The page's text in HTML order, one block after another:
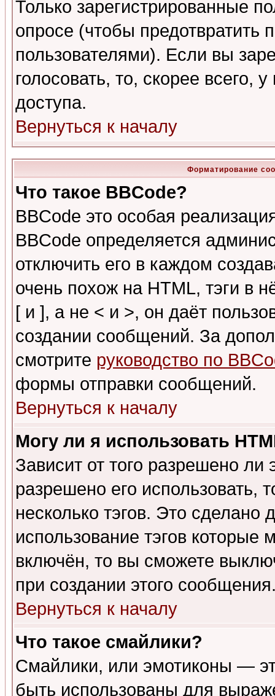
Только зарегистрированные
опросе (чтобы предотвратить
пользователями). Если вы
голосовать, то, скорее всего,
доступа.
Вернуться к началу
Форматирование
Что такое BBCode?
BBCode это особая
BBCode определяется
отключить его в каждом
очень похож на HTML, тэги в
[ и ], а не < и >, он даёт
создании сообщений. За
смотрите руководство по
формы отправки сообщений.
Вернуться к началу
Могу ли я использовать
Зависит от того разрешено
разрешено его использовать,
несколько тэгов. Это сделано
использование тэгов
включён, то вы сможете
при создании этого
Вернуться к началу
Что такое смайлики?
Смайлики, или эмотиконы —
быть использованы для